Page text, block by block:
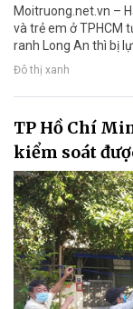
Moitruong.net.vn –
và trẻ em ở TPHCM
ranh Long An thì bị
Đô thị xanh
TP Hồ Chí
kiểm soát